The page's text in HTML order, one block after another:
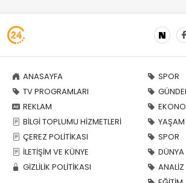
ANASAYFA
TV PROGRAMLARI
REKLAM
BİLGİ TOPLUMU HİZMETLERİ
ÇEREZ POLİTİKASI
İLETİŞİM VE KÜNYE
GİZLİLİK POLİTİKASI
SPOR
YAŞAM
SPOR
DÜNYA
ANALİZ